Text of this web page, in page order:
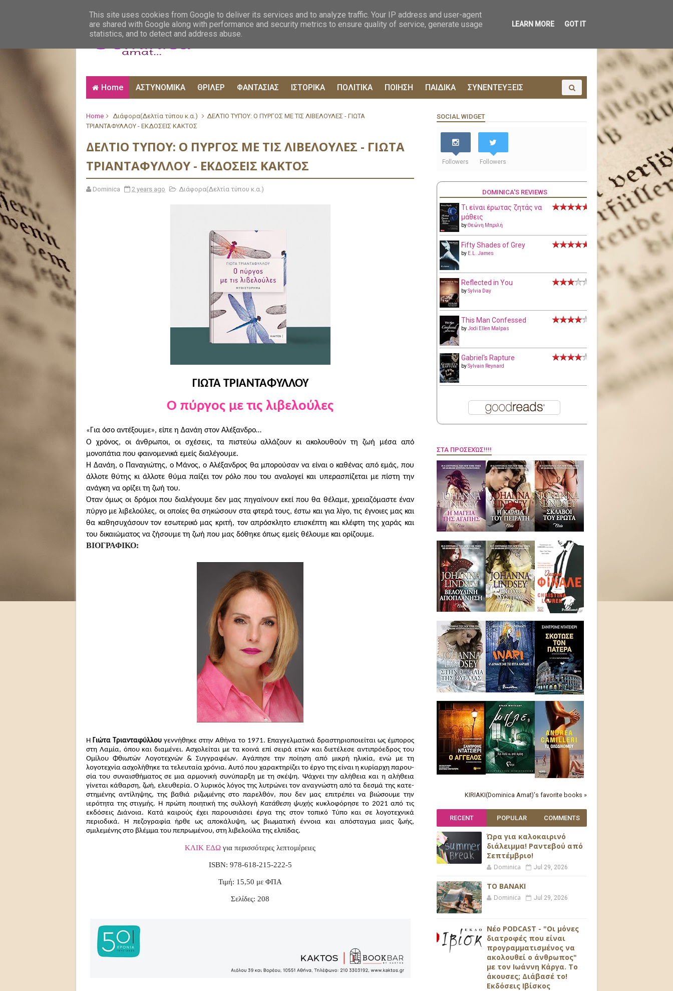
Home ΑΣΤΥΝΟΜΙΚΑ ΘΡΙΛΕΡ ΦΑΝΤΑΣΙΑΣ ΙΣΤΟΡΙΚΑ ΠΟΛΙΤΙΚΑ ΠΟΙΗΣΗ ΠΑΙΔΙΚΑ ΣΥΝΕΝΤΕΥΞΕΙΣ
Home Διάφορα(Δελτία τύπου κ.α.)
ΔΕΛΤΙΟ ΤΥΠΟΥ: Ο ΠΥΡΓΟΣ ΜΕ ΤΙΣ ΛΙΒΕΛΟΥΛΕΣ - ΓΙΩΤΑ
ΤΡΙΑΝΤΑΦΥΛΛΟΥ - ΕΚΔΟΣΕΙΣ ΚΑΚΤΟΣ
ΔΕΛΤΙΟ ΤΥΠΟΥ: Ο ΠΥΡΓΟΣ ΜΕ ΤΙΣ ΛΙΒΕΛΟΥΛΕΣ - ΓΙΩΤΑ
ΤΡΙΑΝΤΑΦΥΛΛΟΥ - ΕΚΔΟΣΕΙΣ ΚΑΚΤΟΣ
Dominica 2 years ago Διάφορα(Δελτία τύπου κ.α.)
ΓΙΩΤΑ ΤΡΙΑΝΤΑΦΥΛΛΟΥ
Ο πύργος με τις λιβελούλες
« Για όσο αντέξουμε», είπε η Δανάη στον Αλέξανδρο…
Ο χρόνος, οι άνθρωποι, οι σχέσεις, τα πιστεύω αλλάζουν κι ακολουθούν τη ζωή μέσα από
μονοπάτια που φαινομενικά εμείς διαλέγουμε.
Η Δανάη, ο Παναγιώτης, ο Μάνος, ο Αλέξανδρος θα μπορούσαν να είναι ο καθένας από εμάς, που
άλλοτε θύτης κι άλλοτε θύμα παίζει τον ρόλο που του αναλογεί και υπερασπίζεται με πίστη την
ανάγκη να ορίζει τη ζωή του.
Όταν όμως οι δρόμοι που διαλέγουμε δεν μας πηγαίνουν εκεί που θα θέλαμε, χρειαζόμαστε έναν
πύργο με λιβελούλες, οι οποίες θα σηκώσουν στα φτερά τους, έστω και για λίγο, τις έγνοιες μας και
θα καθησυχάσουν τον εσωτερικό μας κριτή, τον απρόσκλητο επισκέπτη και κλέφτη της χαράς και
του δικαιώματος να ζήσουμε τη ζωή που μας δόθηκε όπως εμείς θέλουμε και ορίζουμε.
ΒΙΟΓΡΑΦΙΚΟ:
ΗΓιώτα Τριανταφύλλου γεννήθηκε στην Αθήνα το 1971. Επαγγελματικά δραστη­ριοποιείται ως έμπορος
στη Λαμία, όπου και διαμένει. Ασχολείται με τα κοινά επί σειρά ετών και διετέλεσε αντιπρόεδρος του
Ομίλου Φθιωτών Λογοτεχνών & Συγγραφέων. Αγάπησε την ποίηση από μικρή ηλικία, ενώ με τη
λογοτεχνία ασχολήθηκε τα τελευταία χρόνια. Αυτό που χαρακτηρί­ζει το έργο της είναι η κυρίαρχη παρου­
σία του συναισθήματος σε μια αρμονική συνύπαρξη με τη σκέψη. Ψάχνει την αλή­θεια και η αλήθεια
γίνεται κάθαρση, ζωή, ελευθερία. Ο λυρικός λόγος της λυτρώνει τον αναγνώστη από τα δεσμά της κατε­
στημένης αντίληψης, της βαθιά ριζωμέ­νης στο παρελθόν, που δεν μας επιτρέπει να βιώσουμε την
ιερότητα της στιγμής. Η πρώτη ποιητική της συλλογή Κατά­θεση ψυχής κυκλοφόρησε το 2021 από τις
εκδόσεις Διάνοια. Κατά καιρούς έχει παρουσιάσει έργα της στον τοπικό Τύπο και σε λογοτεχνικά
περιοδικά. Η πεζο­γραφία ήρθε ως αποκάλυψη, ως βιωμα­τική έννοια και απόσταγμα μιας ζωής,
σμιλεμένης στο βλέμμα του πεπρωμέ­νου, στη λιβελούλα της ελπίδας.
ΚΛΙΚ ΕΔΩ για περισσότερες λεπτομέρειες
ISBN: 978-618-215-222-5
Τιμή: 15,50 με ΦΠΑ
Σελίδες: 208
SOCIAL WIDGET
Followers Followers
DOMINICA'S REVIEWS
Τι είναι έρωτας ζητάς να
μάθεις
byΘεώνη Μπριλή
Fifty Shades of Grey
by E.L. James
Reflected in You
bySylvia Day
This Man Confessed
byJodi Ellen Malpas
Gabriel's Rapture
bySylvain Reynard
ΣΤΑ ΠΡΟΣΕΧΏΣ!!!!
KIRIAKI(Dominica Amat)'s favorite books »
RECENT POPULAR COMMENTS
Ώρα για καλοκαιρινό
διάλειμμα! Ραντεβού από
Σεπτέμβριο!
Dominica Jul 29, 2026
ΤΟ ΒΑΝΑΚΙ
Dominica Jul 29, 2026
Νέο PODCAST - "Οι μόνες
διατροφές που είναι
προγραμματισμένος να
ακολουθεί ο άνθρωπος"
με τον Ιωάννη Κάργα. Το
άκουσες; Διάβασέ το!
Εκδόσεις Ιβίσκος
This site uses cookies from Google to deliver its services and to analyze traffic. Your IP address and user-agent
are shared with Google along with performance and security metrics to ensure quality of service, generate usage
statistics, and to detect and address abuse.
LEARN MORE GOT IT